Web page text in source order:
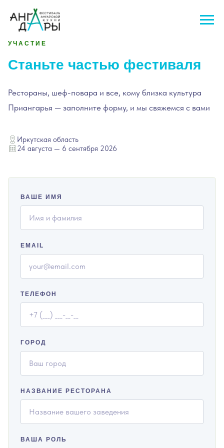
УЧАСТИЕ
Станьте частью фестиваля
Рестораны, шеф-повара и все, кому близка культура
Приангарья — заполните форму, и мы свяжемся с вами
Иркутская область
24 августа — 6 сентября 2026
ВАШЕ ИМЯ
EMAIL
ТЕЛЕФОН
ГОРОД
НАЗВАНИЕ РЕСТОРАНА
ВАША РОЛЬ